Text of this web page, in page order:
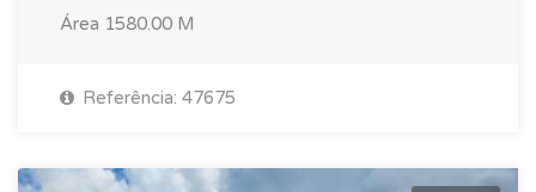
Área 1580.00 M
Referência: 47675